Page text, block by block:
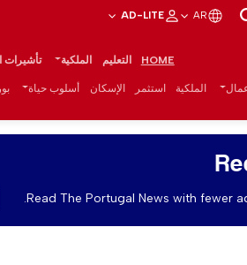
AR
AD-LITE
HOME التعليم الملكية تأشيرات
الملكية استثمر الإسكان أسلوب حياة
Read The Portugal News with fewer